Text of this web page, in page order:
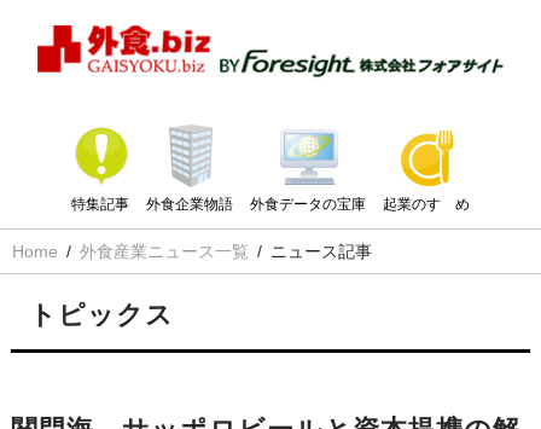
特集記事 外食企業物語 外食データの宝庫 起業のすゝめ
Home 外食産業ニュース一覧 ニュース記事
トピックス